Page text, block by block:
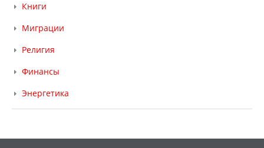
Книги
Миграции
Религия
Финансы
Энергетика